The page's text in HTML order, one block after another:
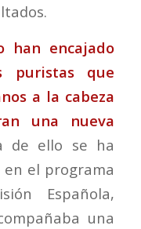
han encajado
puristas que
a la cabeza
una nueva
de ello se ha
el programa
Española,
una